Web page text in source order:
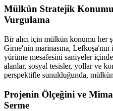
Mülkün Stratejik
Vurgulama
Bir alıcı için mülkün konumu her
Girne'nin marinasına,
yürüme mesafesini saniyeler
alanlar, sosyal tesisler, yollar ve
perspektifle sunulduğunda,
Projenin Ölçeğini ve
Serme